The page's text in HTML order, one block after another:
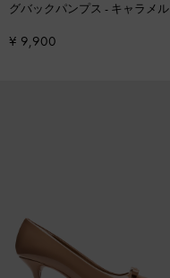
グバックパンプス - キャラメル
¥ 9,900